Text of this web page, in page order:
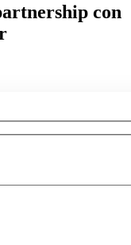
con